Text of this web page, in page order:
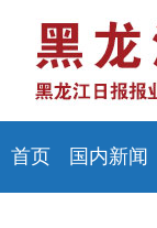
首页 国内新闻